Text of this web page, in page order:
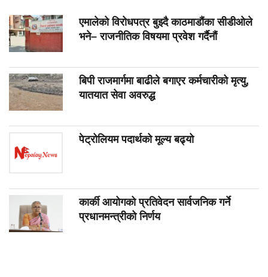
एमालेको विरोधपत्र बुझ्दै काठमाडौंका सीडीओले
भने– राजनीतिक विषयमा प्रवेश गर्दैनौं
बिपी राजमार्गमा बाढीले बगाएर कर्मचारीको मृत्यु,
यातयात सेवा अवरुद्ध
पेट्रोलियम पदार्थको मूल्य बढ्यो
कार्की आयोगको प्रतिवेदन सार्वजनिक गर्ने
प्रधानमन्त्रीको निर्णय